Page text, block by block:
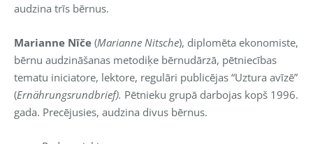
audzina trīs bērnus.
Marianne Nīče (Marianne Nitsche), diplomēta ekonomiste,
bērnu audzināšanas metodiķe bērnudārzā, pētniecības
tematu iniciatore, lektore, regulāri publicējas “Uztura avīzē”
(Ernährungsrundbrief). Pētnieku grupā darbojas kopš 1996.
gada. Precējusies, audzina divus bērnus.